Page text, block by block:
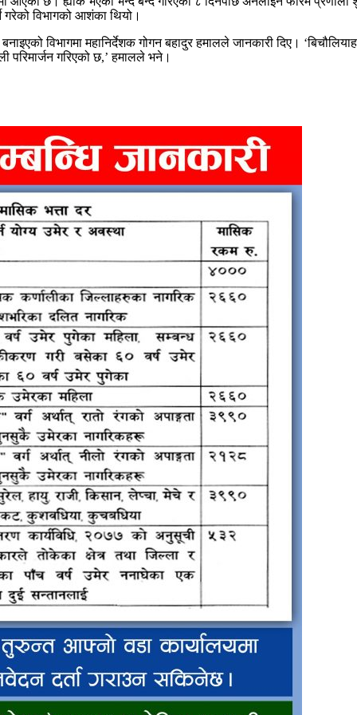
विभागको आशंका थियो।
विभागमा महानिर्देशक गोगन बहादुर हमालले जानकारी दिए।
परिमार्जन गरिएको छ,’ हमालले भने।